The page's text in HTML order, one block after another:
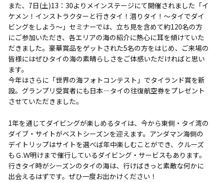
また、7日(土)13：30よりメインステージにて開催されました「イ
ケメン！インストラクターと行きタイ！潜りタイ！～タイでダイ
ビングをしよう～」セミナーでは、立ち見を含めて約120名の方
にご参加いただき、各エリアの海の紹介に熱心に耳を傾けていた
だきました。豪華賞品をゲットされた5名の方をはじめ、ご来場の
皆様にはぜひタイの海の素晴らしさをご体感いただければと思い
ます。
今年はさらに「世界の海フォトコンテスト」でタイランド賞を新
設。グランプリ受賞者にも日本―タイの往復航空券をプレゼント
させていただきました。
1年を通じてダイビングが楽しめるタイは、今から東側・タイ湾の
ダイブ・サイトがベストシーズンを迎えます。アンダマン海側の
デイトリップはサイトを選べば年中楽しむことができ、クルーズ
もＧ.Ｗ明けまで催行しているダイビング・サービスもあります。
行きタイ時がシーズンのタイの海は、行けばきっと素敵な何かに
出会えるはずです。ぜひ一度お出かけください！